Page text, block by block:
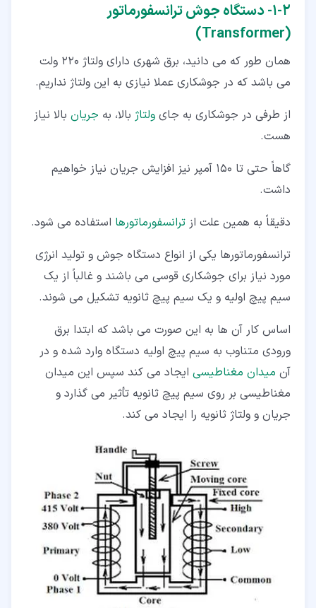
۲‏-‏۱‏- دستگاه جوش ترانسفورماتور
(Transformer)
همان طور که می دانید، برق شهری دارای ولتاژ 220 ولت
می باشد که در جوشکاری عملا نیازی به این ولتاژ نداریم.
از طرفی در جوشکاری به جای ولتاژ بالا، به جریان بالا نیاز
هست.
گاهاً حتی تا ۱۵۰ آمپر نیز افزایش جریان نیاز خواهیم
داشت.
دقیقاً به همین علت از ترانسفورماتورها استفاده می شود.
ترانسفورماتورها یکی از انواع دستگاه جوش و تولید انرژی
مورد نیاز برای جوشکاری قوسی می باشند و غالباً از یک
سیم پیچ اولیه و یک سیم پیچ ثانویه تشکیل می شوند.
اساس کار آن ها به این صورت می باشد که ابتدا برق
ورودی متناوب به سیم پیچ اولیه دستگاه وارد شده و در
آن میدان مغناطیسی ایجاد می کند سپس این میدان
مغناطیسی بر روی سیم پیچ ثانویه تأثیر می گذارد و
جریان و ولتاژ ثانویه را ایجاد می کند.